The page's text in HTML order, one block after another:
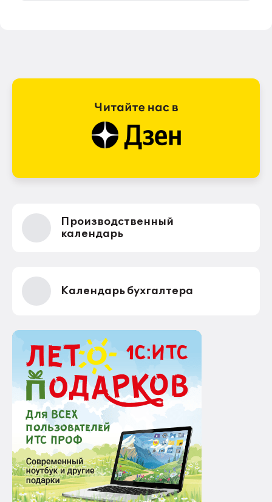
Производственный
календарь
Календарь бухгалтера